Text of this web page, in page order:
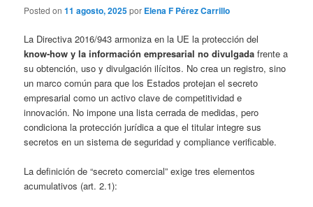
Posted on11 agosto, 2025por Elena F Pérez Carrillo
La Directiva 2016/943 armoniza en la UE la protección del
know‑how y la información empresarial no divulgada frente a
su obtención, uso y divulgación ilícitos. No crea un registro, sino
un marco común para que los Estados protejan el secreto
empresarial como un activo clave de competitividad e
innovación. No impone una lista cerrada de medidas, pero
condiciona la protección jurídica a que el titular integre sus
secretos en un sistema de seguridad y compliance verificable.
La definición de “secreto comercial” exige tres elementos
acumulativos (art. 2.1):